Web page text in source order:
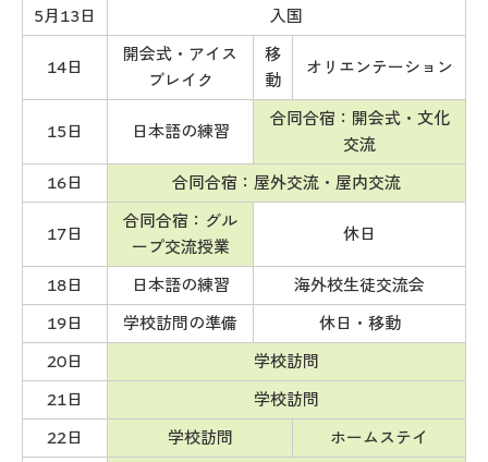
5月13日
入国
14日
開会式・アイス
ブレイク
移
動
オリエンテーション
15日 日本語の練習
合同合宿：開会式・文化
交流
16日
合同合宿：屋外交流・屋内交流
17日
合同合宿：グル
ープ交流授業
休日
18日 日本語の練習
海外校生徒交流会
19日
学校訪問の準備
休日・移動
20日
学校訪問
21日
学校訪問
22日
学校訪問
ホームステイ